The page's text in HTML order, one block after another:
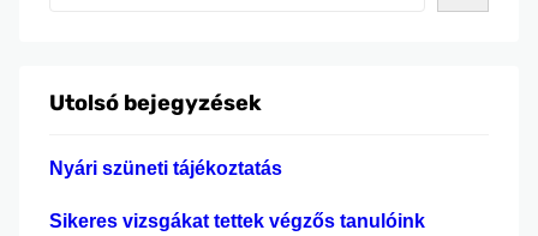
sportszerűen küzdöttek. Bár nagyon erős
strandkézilabdázóként is becsülettel…
s
Utolsó bejegyzések
Nyári szüneti tájékoztatás
Sikeres vizsgákat tettek végzős tanulóink